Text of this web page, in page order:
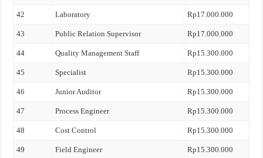
42 Laboratory Rp17.000.000
43 Public Relation Supervisor Rp17.000.000
44 Quality Management Staff Rp15.300.000
45 Specialist Rp15.300.000
46 Junior Auditor Rp15.300.000
47 Process Engineer Rp15.300.000
48 Cost Control Rp15.300.000
49 Field Engineer Rp15.300.000